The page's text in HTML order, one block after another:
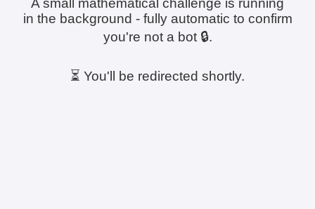
A small mathematical challenge is running
in the background - fully automatic to confirm
you're not a bot 🔒.
⏳ You'll be redirected shortly.